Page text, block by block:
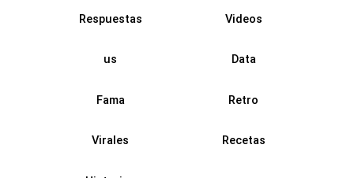
Respuestas Videos
us Data
Fama Retro
Virales Recetas